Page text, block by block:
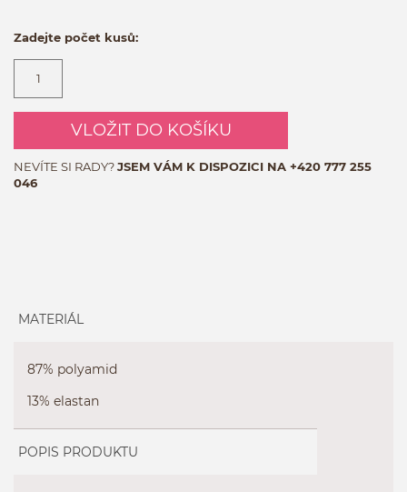
Zadejte počet kusů:
VLOŽIT DO KOŠÍKU
NEVÍTE SI RADY?JSEM VÁM K DISPOZICI NA +420 777 255
046
MATERIÁL
87% polyamid
13% elastan
POPIS PRODUKTU